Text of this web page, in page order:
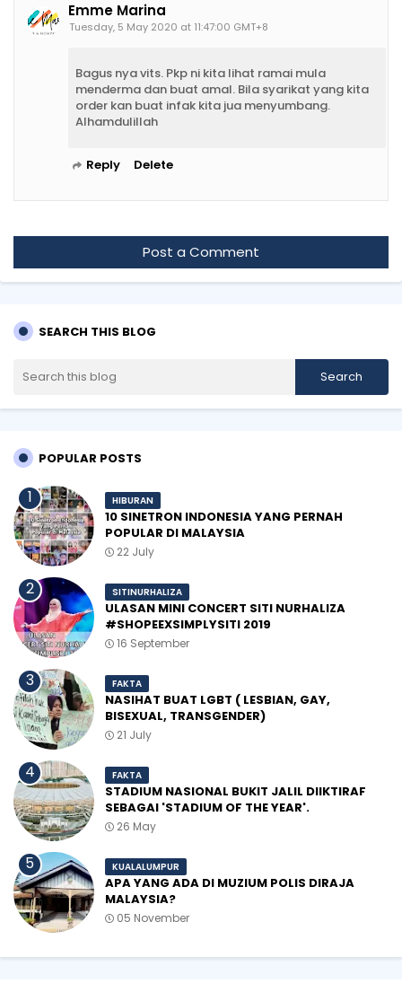
Emme Marina
Tuesday, 5 May 2020 at 11:47:00 GMT+8
Bagus nya vits. Pkp ni kita lihat ramai mula
menderma dan buat amal. Bila syarikat yang kita
order kan buat infak kita jua menyumbang.
Alhamdulillah
Reply Delete
Post a Comment
SEARCH THIS BLOG
POPULAR POSTS
HIBURAN
10 SINETRON INDONESIA YANG PERNAH
POPULAR DI MALAYSIA
22 July
SITINURHALIZA
ULASAN MINI CONCERT SITI NURHALIZA
#SHOPEEXSIMPLYSITI 2019
16 September
FAKTA
NASIHAT BUAT LGBT ( LESBIAN, GAY,
BISEXUAL, TRANSGENDER)
21 July
FAKTA
STADIUM NASIONAL BUKIT JALIL DIIKTIRAF
SEBAGAI 'STADIUM OF THE YEAR'.
26 May
KUALALUMPUR
APA YANG ADA DI MUZIUM POLIS DIRAJA
MALAYSIA?
05 November